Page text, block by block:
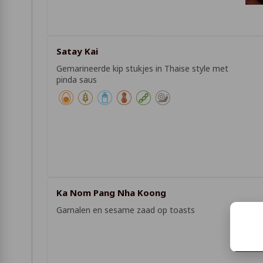
Satay Kai
Gemarineerde kip stukjes in Thaise style met
pinda saus
Ka Nom Pang Nha Koong
Garnalen en sesame zaad op toasts